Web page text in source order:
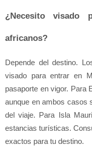
¿Necesito visado
africanos?
Depende del destino.
visado para entrar en
pasaporte en vigor. Para
aunque en ambos casos
del viaje. Para Isla
estancias turísticas.
exactos para tu destino.